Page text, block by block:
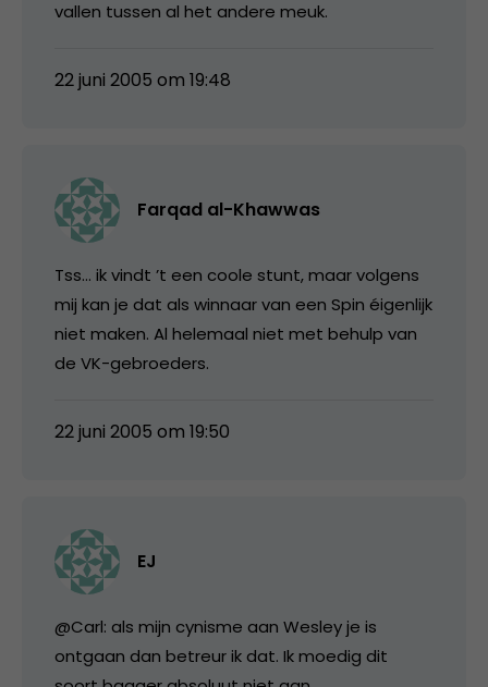
vallen tussen al het andere meuk.
22 juni 2005 om 19:48
Farqad al-Khawwas
Tss… ik vindt ’t een coole stunt, maar volgens
mij kan je dat als winnaar van een Spin éigenlijk
niet maken. Al helemaal niet met behulp van
de VK-gebroeders.
22 juni 2005 om 19:50
EJ
@Carl: als mijn cynisme aan Wesley je is
ontgaan dan betreur ik dat. Ik moedig dit